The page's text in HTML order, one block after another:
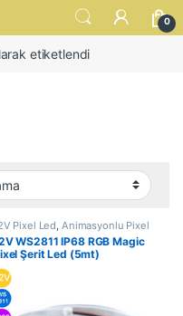
0
etiketlendi
Pixel Led Animasyonlu Pixel
Led, Led ve Aydınlatma
WS2811 IP68 RGB Magic
Şerit Led (5mt)